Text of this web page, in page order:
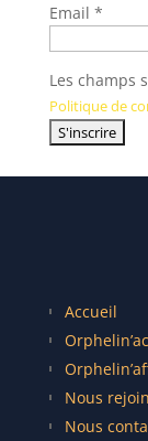
Email *
Les champs
Politique de
Accueil
Nous
Nous